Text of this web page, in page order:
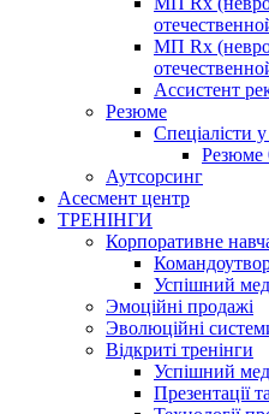
МП Rx
Ассистент
Резюме
Cпеціалісти
Резюме
Аутсорсинг
Асесмент центр
ТРЕНІНГИ
Корпоративне
Успішний
Эмоційні продажі
Эволюційні
Відкриті тренінги
Успішний
Презентації